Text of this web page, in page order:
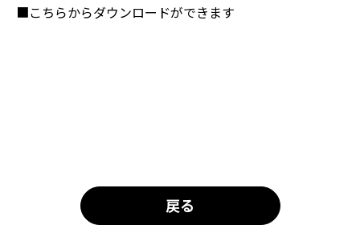
■こちらからダウンロードができます
戻る